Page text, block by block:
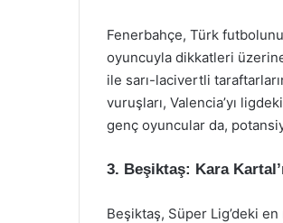
Fenerbahçe, Türk
oyuncuyla dikkatleri
ile sarı-lacivertli
vuruşları, Valencia’yı
genç oyuncular da,
3. Beşiktaş: Kara
Beşiktaş, Süper Lig’deki